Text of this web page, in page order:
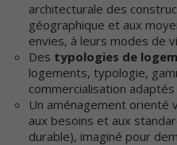
architecturale des
géographique et aux
envies, à leurs modes de
Des typologies de
logements, typologie,
commercialisation
Un aménagement orienté
aux besoins et aux
durable), imaginé pour